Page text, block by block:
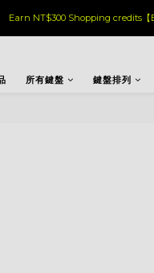
Earn NT$300 Shopping credits【
所有鍵盤 鍵盤排列